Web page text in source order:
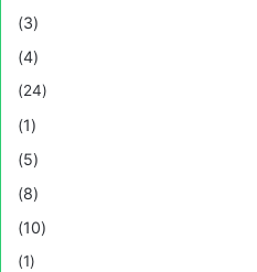
(3)
(4)
(24)
(1)
(5)
(8)
(10)
(1)